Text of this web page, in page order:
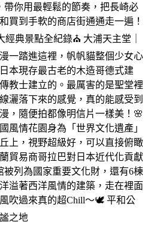
帶你用最輕鬆的節奏，把長崎必
買到手軟的商店街通通走一遍！
典景點全紀錄⛪ 大浦天主堂｜
一踏進這裡，帆帆貓整個少女心
本現存最古老的木造哥德式建
教士建立的。最厲害的是聖堂裡
灑落下來的感覺，真的能感受到
，隨便拍都像明信片一樣美！🌸
風情花園身為「世界文化遺產」
上，視野超級好，可以直接俯瞰
貿易商哥拉巴對日本近代化貢獻
被列為國家重要文化財，還有6棟
溢著西洋風情的建築，走在裡面
吹過來真的超Chill～🕊️ 平和公
之地